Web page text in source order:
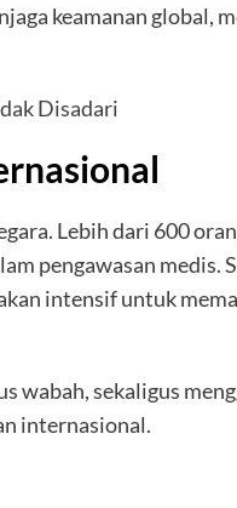
keamanan global,
Disadari
Lebih dari 600
pengawasan medis.
intensif untuk
wabah, sekaligus
internasional.